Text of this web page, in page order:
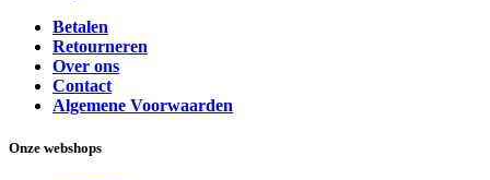
Betalen
Retourneren
Over ons
Contact
Algemene Voorwaarden
Onze webshops